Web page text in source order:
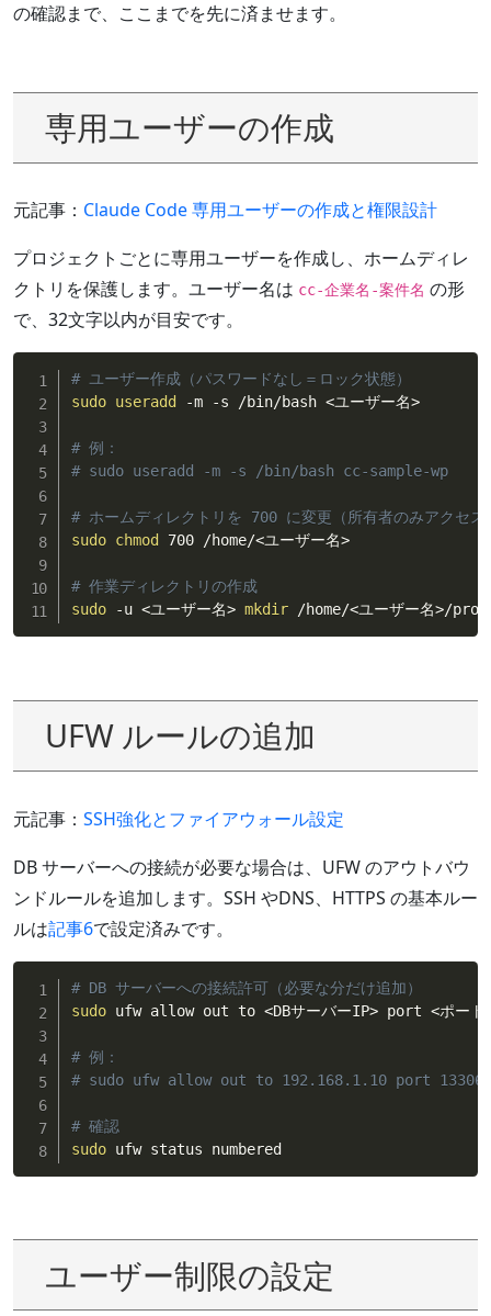
の確認まで、ここまでを先に済ませます。
専用ユーザーの作成
元記事： Claude Code 専用ユーザーの作成と権限設計
プロジェクトごとに専用ユーザーを作成し、ホームディレ
クトリを保護します。ユーザー名は cc-企業名-案件名 の形
で、32文字以内が目安です。
# ユーザー作成（パスワードなし＝ロック状態）
sudo useradd -m -s /bin/bash <ユーザー名>
# 例：
# sudo useradd -m -s /bin/bash cc-sample-wp
# ホームディレクトリを 700 に変更（所有者のみアクセス
sudo chmod 700 /home/<ユーザー名>
# 作業ディレクトリの作成
sudo -u <ユーザー名> mkdir /home/<ユーザー名>/
UFW ルールの追加
元記事： SSH強化とファイアウォール設定
DB サーバーへの接続が必要な場合は、UFW のアウトバウ
ンドルールを追加します。SSH やDNS、HTTPS の基本ルー
ルは記事6で設定済みです。
# DB サーバーへの接続許可（必要な分だけ追加）
sudo ufw allow out to <DBサーバーIP> port <ポート
# 例：
# sudo ufw allow out to 192.168.1.10 port
# 確認
sudo ufw status numbered
ユーザー制限の設定